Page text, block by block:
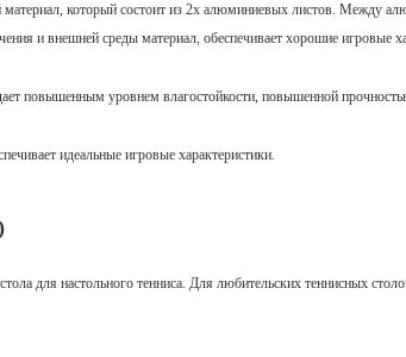
материал, который состоит из 2х алюминиевых листов. Между
и внешней среды материал, обеспечивает хорошие игровые
повышенным уровнем влагостойкости, повышенной
идеальные игровые характеристики.
для настольного тенниса. Для любительских теннисных